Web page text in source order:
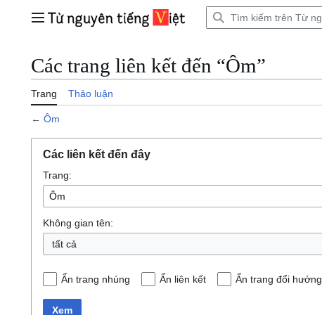
Trình đơn chính
Các trang liên kết đến “Ôm”
Trang Thảo luận
← Ôm
Các liên kết đến đây
Trang:
Không gian tên:
tất cả
Ẩn trang nhúng Ẩn liên kết Ẩn trang đổi hướng
Xem